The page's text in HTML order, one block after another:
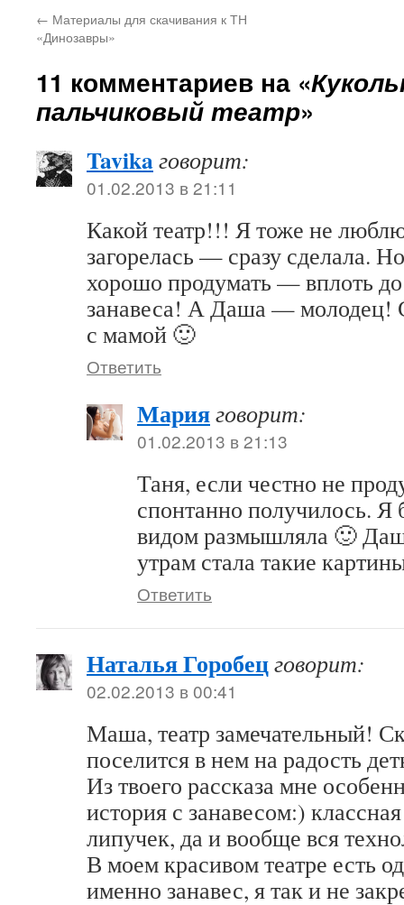
← Материалы для скачивания к ТН
«Динозавры»
11 комментариев на «
пальчиковый театр»
Tavikaговорит:
01.02.2013 в 21:11
Какой театр!!! Я тоже не
загорелась — сразу сделала.
хорошо продумать — вплоть
занавеса! А Даша — молодец!
с мамой 🙂
Ответить
Марияговорит:
01.02.2013 в 21:13
Таня, если честно не
спонтанно получилось.
видом размышляла 🙂
утрам стала такие
Ответить
Наталья Горобецговорит:
02.02.2013 в 00:41
Маша, театр замечательный!
поселится в нем на радость
Из твоего рассказа мне
история с занавесом:)
липучек, да и вообще вся
В моем красивом театре есть
именно занавес, я так и не